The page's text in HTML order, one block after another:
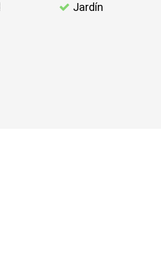
Jardín